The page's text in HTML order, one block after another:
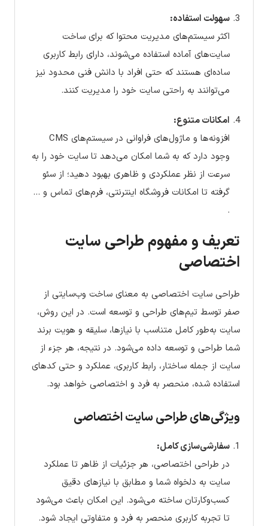
سهولت استفاده:
اکثر سیستم‌های مدیریت محتوا که برای ساخت
سایت‌های آماده استفاده می‌شوند، دارای رابط کاربری
ساده‌ای هستند که حتی افراد با دانش فنی محدود نیز
می‌توانند به راحتی سایت خود را مدیریت کنند.
امکانات متنوع:
افزونه‌ها و ماژول‌های فراوانی در سیستم‌های CMS
وجود دارد که به شما امکان می‌دهد تا سایت خود را به
سرعت از نظر عملکردی و ظاهری بهبود دهید؛ از سئو
گرفته تا امکانات فروشگاه اینترنتی، فرم‌های تماس و …
.
تعریف و مفهوم طراحی سایت
اختصاصی
طراحی سایت اختصاصی به معنای ساخت وب‌سایتی از
صفر توسط تیم‌های طراحی و توسعه است. در این روش،
سایت به‌طور کامل متناسب با نیازها، سلیقه و هویت برند
شما طراحی و توسعه داده می‌شود. در نتیجه، هر جزء از
سایت از جمله ساختار، رابط کاربری، عملکرد و حتی کدهای
استفاده شده، منحصر به فرد و اختصاصی خواهد بود.
ویژگی‌های طراحی سایت اختصاصی
سفارشی‌سازی کامل:
در طراحی اختصاصی، هر جزئیات از ظاهر تا عملکرد
سایت به دلخواه شما و مطابق با نیازهای دقیق
کسب‌وکارتان ساخته می‌شود. این امکان باعث می‌شود
تا تجربه کاربری منحصر به فرد و متفاوتی ایجاد شود.